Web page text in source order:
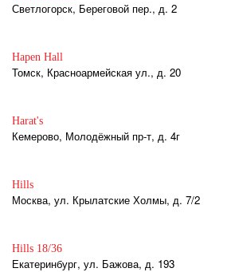
Светлогорск, Береговой пер., д. 2
Hapen Hall
Томск, Красноармейская ул., д. 20
Harat's
Кемерово, Молодёжный пр-т, д. 4г
Hills
Москва, ул. Крылатские Холмы, д. 7/2
Hills 18/36
Екатеринбург, ул. Бажова, д. 193